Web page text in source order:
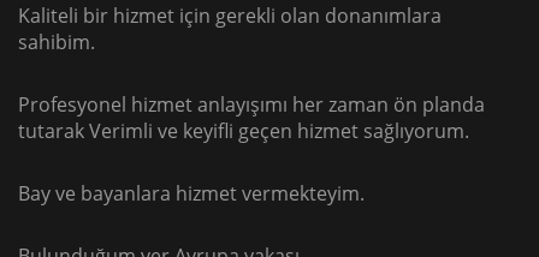
Kaliteli bir hizmet için gerekli olan donanımlara
sahibim.
Profesyonel hizmet anlayışımı her zaman ön planda
tutarak Verimli ve keyifli geçen hizmet sağlıyorum.
Bay ve bayanlara hizmet vermekteyim.